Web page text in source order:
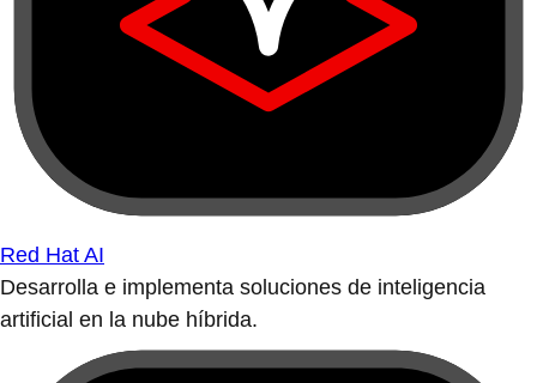
Red Hat AI
Desarrolla e implementa soluciones de inteligencia
artificial en la nube híbrida.